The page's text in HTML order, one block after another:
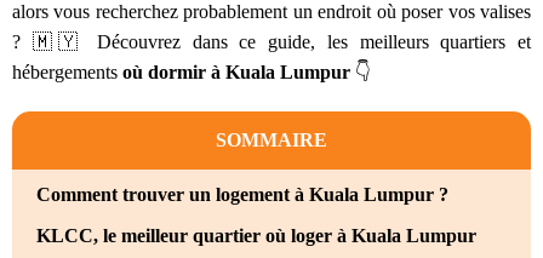
alors vous recherchez probablement un endroit où poser vos valises
? 🇲🇾 Découvrez dans ce guide, les meilleurs quartiers et
hébergements où dormir à Kuala Lumpur 👇
SOMMAIRE
Comment trouver un logement à Kuala Lumpur ?
KLCC, le meilleur quartier où loger à Kuala Lumpur